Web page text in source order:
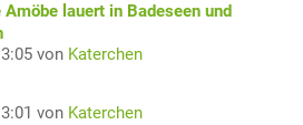
lauert in Badeseen und
von Katerchen
von Katerchen